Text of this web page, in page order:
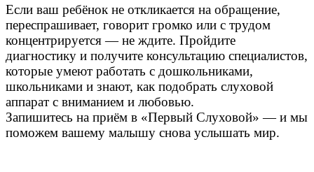
Если ваш ребёнок не откликается на обращение,
переспрашивает, говорит громко или с трудом
концентрируется — не ждите. Пройдите
диагностику и получите консультацию специалистов,
которые умеют работать с дошкольниками,
школьниками и знают, как подобрать слуховой
аппарат с вниманием и любовью.
Запишитесь на приём в «Первый Слуховой» — и мы
поможем вашему малышу снова услышать мир.